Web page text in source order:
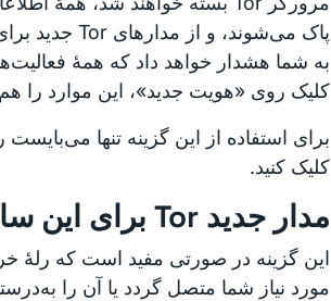
به شما هشدار خواهد داد که همهٔ
کلیک روی «هویت جدید»، این موارد را
کلیک کنید.
مدار جدید Tor برای این سایت
این گزینه در صورتی مفید است که رلهٔ
مورد نیاز شما متصل گردد یا آن را